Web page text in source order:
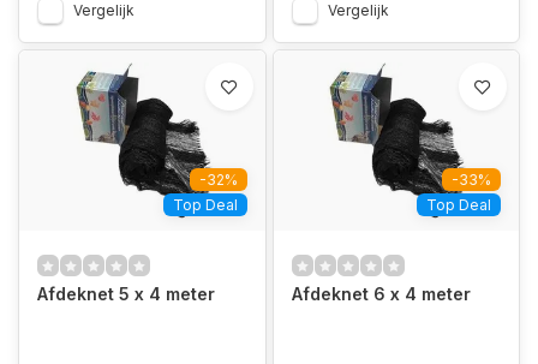
Vergelijk Vergelijk
-32%
Top Deal
Afdeknet 5 x 4 meter
-33%
Top Deal
Afdeknet 6 x 4 meter